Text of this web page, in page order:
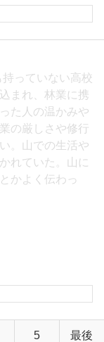
っていない高校
まれ、林業に携
た人の温かみや
の厳しさや修行
。山での生活や
れていた。山に
かよく伝わっ
5 最後